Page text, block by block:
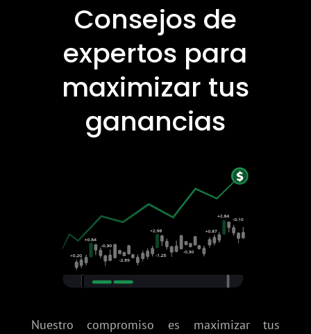
Consejos de
expertos para
maximizar tus
ganancias
Nuestro compromiso es maximizar tus